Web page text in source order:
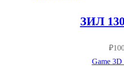
ЗИЛ
₽
Game 3D